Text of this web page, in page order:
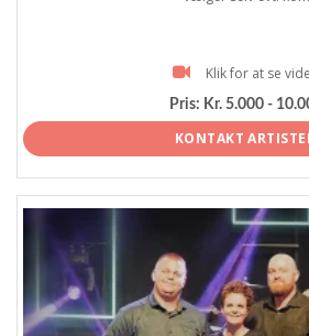
Klik for at se
Pris: Kr. 5.000 -
KONTAKT